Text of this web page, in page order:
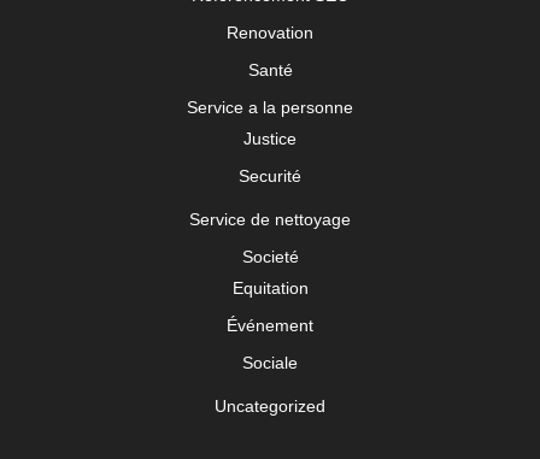
Renovation
Santé
Service a la personne
Justice
Securité
Service de nettoyage
Societé
Equitation
Événement
Sociale
Uncategorized